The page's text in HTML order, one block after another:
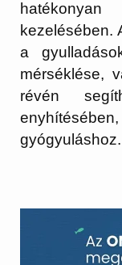
kezelésében.
a
mérséklése,
révén
gyógyuláshoz.